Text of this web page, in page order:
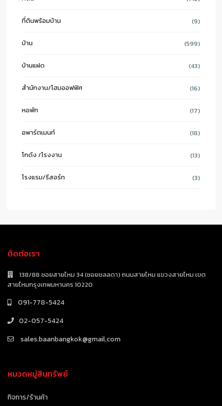
ที่ดินพร้อมบ้าน (9)
บ้าน (599)
บ้านแฝด (43)
สำนักงาน/โฮมออฟฟิศ (16)
หอพัก (17)
อพาร์ตเมนท์ (18)
โกดัง /โรงงาน (13)
โรงแรม/รีสอร์ท (3)
ติดต่อเรา
138/88 ซอยสายไหม 34 (ซอยชลลดา) ถนนสายไหม แขวงสายไหม เขต
สายไหมกรุงเทพมหานคร 10220
091-778-5424
02-057-5424
sales.baanbangkok@gmail.com
หมวดหมู่สินทรัพย์
กิจการ/ร้านค้า